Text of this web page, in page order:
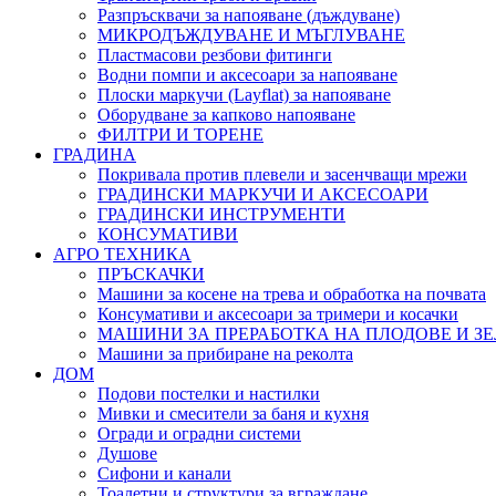
Разпръсквачи за напояване (дъждуване)
МИКРОДЪЖДУВАНЕ И МЪГЛУВАНЕ
Пластмасови резбови фитинги
Водни помпи и аксесоари за напояване
Плоски маркучи (Layflat) за напояване
Оборудване за капково напояване
ФИЛТРИ И ТОРЕНЕ
ГРАДИНА
Покривала против плевели и засенчващи мрежи
ГРАДИНСКИ МАРКУЧИ И АКСЕСОАРИ
ГРАДИНСКИ ИНСТРУМЕНТИ
КОНСУМАТИВИ
АГРО ТЕХНИКА
ПРЪСКАЧКИ
Машини за косене на трева и обработка на почвата
Консумативи и аксесоари за тримери и косачки
МАШИНИ ЗА ПРЕРАБОТКА НА ПЛОДОВЕ И
Машини за прибиране на реколта
ДОМ
Подови постелки и настилки
Мивки и смесители за баня и кухня
Огради и оградни системи
Душове
Сифони и канали